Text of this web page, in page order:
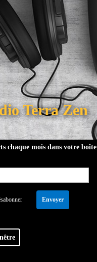
Partenaires
Retrouvez-nous sur
Terra Zen
chaque mois dans votre boîte
Envoyer